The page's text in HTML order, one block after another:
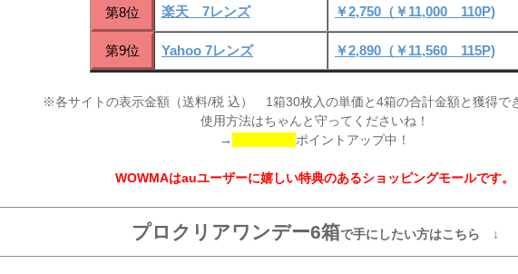
第8位 楽天 7レンズ ￥2,750（￥11,000 110P)
第9位 Yahoo 7レンズ ￥2,890（￥11,560 115P)
※各サイトの表示金額（送料/税 込） 1箱30枚入の単価と4箱の合計金額と獲得で
使用方法はちゃんと守ってくださいね！
→
ポイントアップ中！
WOWMAはauユーザーに嬉しい特典のあるショッピングモールです。
プロクリアワンデー6箱で手にしたい方はこちら ↓